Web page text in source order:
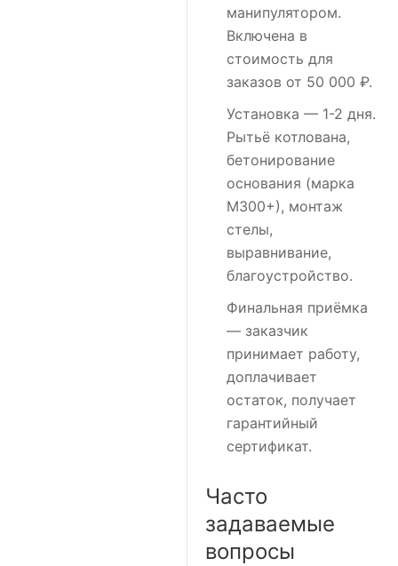
манипулятором.
Включена в
стоимость для
заказов от 50 000 ₽.
Установка — 1-2 дня.
Рытьё котлована,
бетонирование
основания (марка
М300+), монтаж
стелы,
выравнивание,
благоустройство.
Финальная приёмка
— заказчик
принимает работу,
доплачивает
остаток, получает
гарантийный
сертификат.
Часто
задаваемые
вопросы